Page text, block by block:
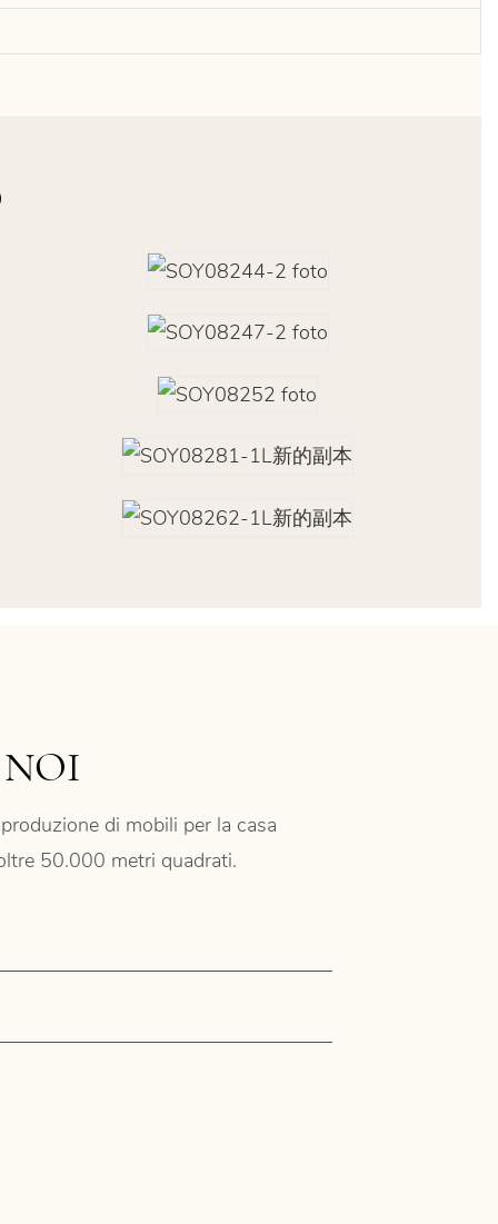
di mobili per la casa
50.000 metri quadrati.